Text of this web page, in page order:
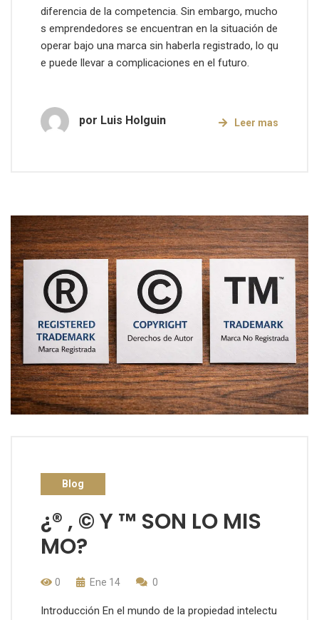
diferencia de la competencia. Sin embargo, mucho
s emprendedores se encuentran en la situación de
operar bajo una marca sin haberla registrado, lo qu
e puede llevar a complicaciones en el futuro.
por Luis Holguin Leer mas
Blog
¿® , © Y ™ SON LO MIS
MO?
0 Ene 14 0
Introducción En el mundo de la propiedad intelectu